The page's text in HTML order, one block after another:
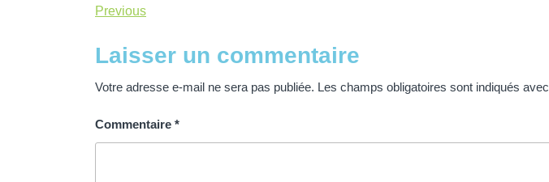
Previous
Laisser un commentaire
Votre adresse e-mail ne sera pas publiée. Les champs obligatoires sont indiqués avec
Commentaire *